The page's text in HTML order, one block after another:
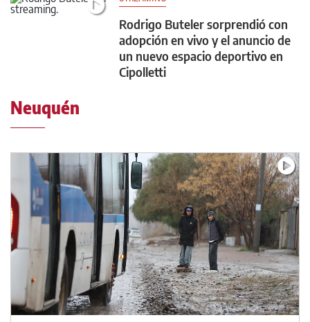
Rodrigo Buteler sorprendió con
adopción en vivo y el anuncio de
un nuevo espacio deportivo en
Cipolletti
Neuquén